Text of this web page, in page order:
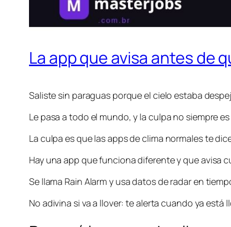
La app que avisa antes de
Saliste sin paraguas porque el cielo estaba
Le pasa a todo el mundo, y la culpa no siempre
La culpa es que las apps de clima normales te
Hay una app que funciona diferente y que avisa
Se llama Rain Alarm y usa datos de radar en
No adivina si va a llover: te alerta cuando ya está